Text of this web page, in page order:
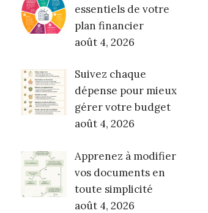
essentiels de votre
plan financier
août 4, 2026
Suivez chaque
dépense pour mieux
gérer votre budget
août 4, 2026
Apprenez à modifier
vos documents en
toute simplicité
août 4, 2026